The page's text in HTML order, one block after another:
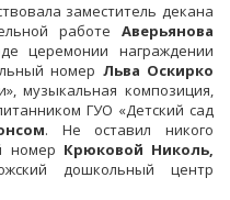
заместитель декана
работе Аверьянова
церемонии награждении
номер Льва Оскирко
музыкальная композиция,
ГУО «Детский сад
. Не оставил никого
номер Крюковой Николь,
дошкольный центр